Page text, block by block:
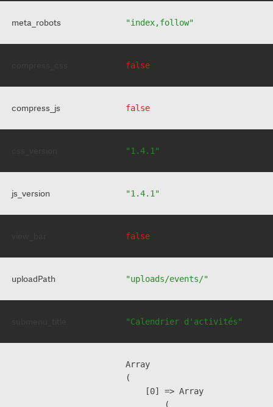
meta_robots "index,follow"
false
compress_js false
"1.4.1"
js_version "1.4.1"
false
uploadPath "uploads/events/"
"Calendrier d'activités"
Array
(
    [0] => Array
        (